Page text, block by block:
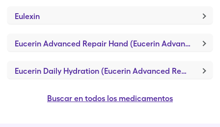
Eulexin
Eucerin Advanced Repair Hand (Eucerin Advanced Repair)
Eucerin Daily Hydration (Eucerin Advanced Repair)
Buscar en todos los medicamentos